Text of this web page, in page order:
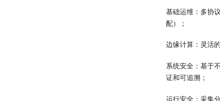
基础运维：多协
配）；
边缘计算：灵活
系统安全：基于
证和可追溯；
运行安全：采集